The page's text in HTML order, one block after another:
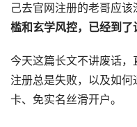
己去官网注册的老哥应该
槛和玄学风控，已经到了
今天这篇长文不讲废话
注册总是失败，以及如
卡、免实名丝滑开户。